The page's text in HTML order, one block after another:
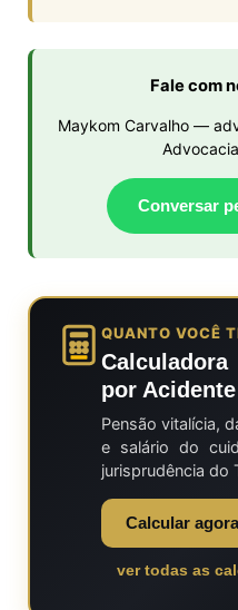
Fale com
Maykom Carvalho —
Conversar
QUANTO VOCÊ
por
Pensão vitalícia,
e salário do
jurisprudência do
Calcular
ver todas as